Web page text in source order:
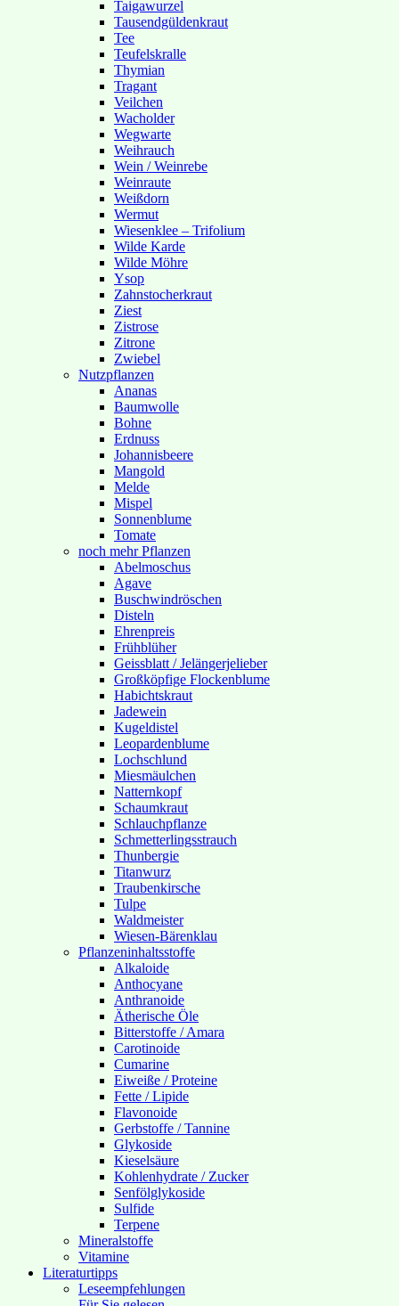
Taigawurzel
Tausendgüldenkraut
Tee
Teufelskralle
Thymian
Tragant
Veilchen
Wacholder
Wegwarte
Weihrauch
Wein / Weinrebe
Weinraute
Weißdorn
Wermut
Wiesenklee – Trifolium
Wilde Karde
Wilde Möhre
Ysop
Zahnstocherkraut
Ziest
Zistrose
Zitrone
Zwiebel
Nutzpflanzen
Ananas
Baumwolle
Bohne
Erdnuss
Johannisbeere
Mangold
Melde
Mispel
Sonnenblume
Tomate
noch mehr Pflanzen
Abelmoschus
Agave
Buschwindröschen
Disteln
Ehrenpreis
Frühblüher
Geissblatt / Jelängerjelieber
Großköpfige Flockenblume
Habichtskraut
Jadewein
Kugeldistel
Leopardenblume
Lochschlund
Miesmäulchen
Natternkopf
Schaumkraut
Schlauchpflanze
Schmetterlingsstrauch
Thunbergie
Titanwurz
Traubenkirsche
Tulpe
Waldmeister
Wiesen-Bärenklau
Pflanzeninhaltsstoffe
Alkaloide
Anthocyane
Anthranoide
Ätherische Öle
Bitterstoffe / Amara
Carotinoide
Cumarine
Eiweiße / Proteine
Fette / Lipide
Flavonoide
Gerbstoffe / Tannine
Glykoside
Kieselsäure
Kohlenhydrate / Zucker
Senfölglykoside
Sulfide
Terpene
Mineralstoffe
Vitamine
Literaturtipps
Leseempfehlungen